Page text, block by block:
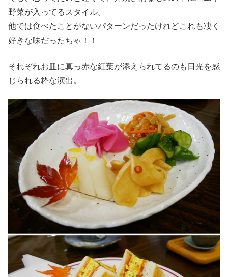
野菜が入ってるスタイル。
他では食べたことがないパターンだったけれどこれも凄く
好きな味だったちゃ！！
それぞれお皿に真っ赤な紅葉が添えられてるのも日光を感
じられる粋な演出。